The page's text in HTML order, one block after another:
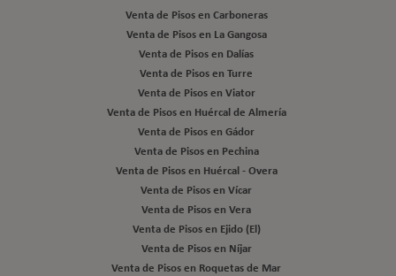
Venta de Pisos en Carboneras
Venta de Pisos en La Gangosa
Venta de Pisos en Dalías
Venta de Pisos en Turre
Venta de Pisos en Viator
Venta de Pisos en Huércal de Almería
Venta de Pisos en Gádor
Venta de Pisos en Pechina
Venta de Pisos en Huércal - Overa
Venta de Pisos en Vícar
Venta de Pisos en Vera
Venta de Pisos en Ejido (El)
Venta de Pisos en Níjar
Venta de Pisos en Roquetas de Mar